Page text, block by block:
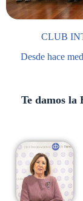
CLUB
Desde hace
Te damos